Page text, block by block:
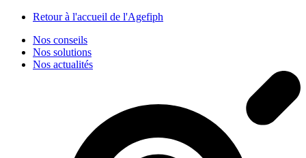
Retour à l'accueil de l'Agefiph
Nos conseils
Nos solutions
Nos actualités